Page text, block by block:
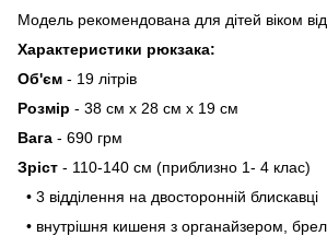
Модель рекомендована для дітей віком
Характеристики рюкзака:
Об'єм - 19 літрів
Розмір - 38 см х 28 см х 19 см
Вага - 690 грм
Зріст - 110-140 см (приблизно 1- 4 клас)
• 3 відділення на двосторонній блискавці
• внутрішня кишеня з органайзером,